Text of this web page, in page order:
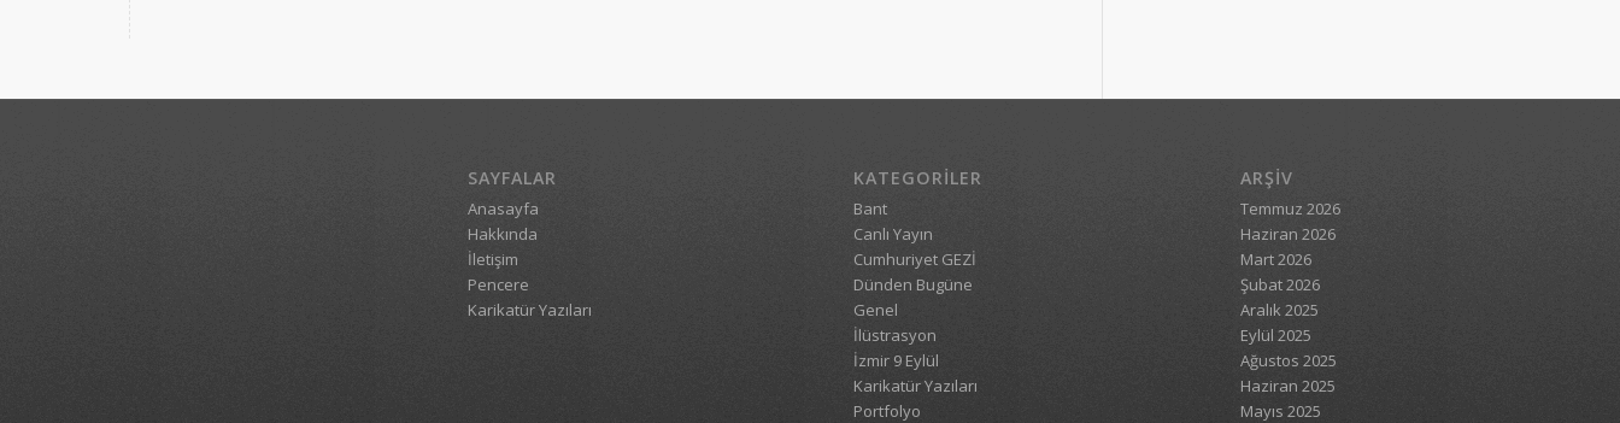
SAYFALAR
Anasayfa
Hakkında
İletişim
Pencere
Karikatür Yazıları
KATEGORILER
Bant
Canlı Yayın
Cumhuriyet GEZİ
Dünden Bugüne
Genel
İlüstrasyon
İzmir 9 Eylül
Karikatür Yazıları
Portfolyo
ARŞIV
Temmuz 2026
Haziran 2026
Mart 2026
Şubat 2026
Aralık 2025
Eylül 2025
Ağustos 2025
Haziran 2025
Mayıs 2025